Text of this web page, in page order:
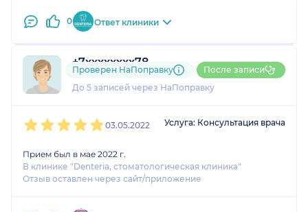
0 Ответ клиники
+7xxxxxxxx78
1 оценка
До 5 записей через НаПоправку
Проверен НаПоправку После записи
03.05.2022 Услуга: Консультация врача
Прием был в мае 2022 г.
В клинике "Denteria, стоматологическая клиника"
Отзыв оставлен через сайт/приложение